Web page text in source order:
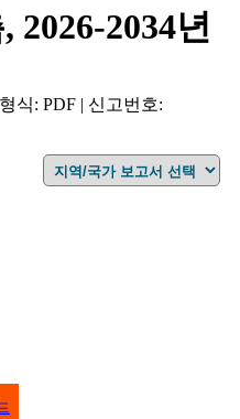
2026-2034년
식: PDF | 신고번호: